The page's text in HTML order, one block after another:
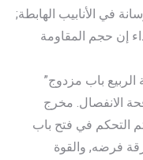
في الأنابيب الهابطة;
حتى بعد ارتداء إن حجم المقاومة
الربيع باب مزدوج”
الانفصال. مخرج
التحكم في فتح باب
فرضه, والقوة